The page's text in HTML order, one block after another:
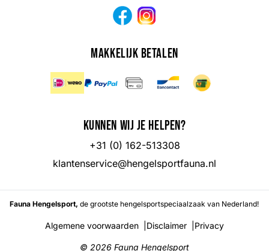
Facebook
Makkelijk betalen
Kunnen wij je helpen?
+31 (0) 162-513308
klantenservice@hengelsportfauna.nl
Fauna Hengelsport, de grootste hengelsportspeciaalzaak van Nederland!
Algemene voorwaarden Disclaimer Privacy
© 2026 Fauna Hengelsport